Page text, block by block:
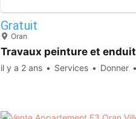
Gratuit
Oran
Travaux peinture et enduit
il y a 2 ans Services Donner